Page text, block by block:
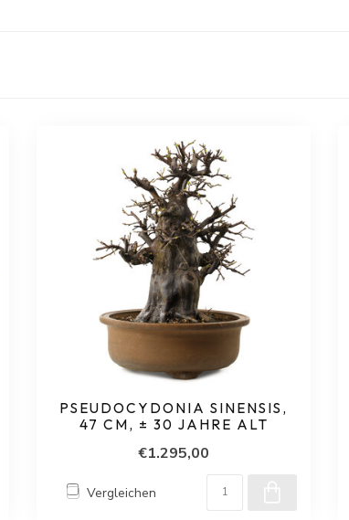
PSEUDOCYDONIA SINENSIS,
47 CM, ± 30 JAHRE ALT
€1.295,00
Vergleichen